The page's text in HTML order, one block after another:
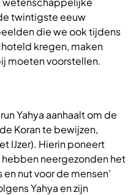
twintigste eeuw
die we ook tijdens
kregen, maken
moeten voorstellen.
Yahya aanhaalt om de
Koran te bewijzen,
IJzer). Hierin poneert
hebben neergezonden het
nut voor de mensen’
Yahya en zijn